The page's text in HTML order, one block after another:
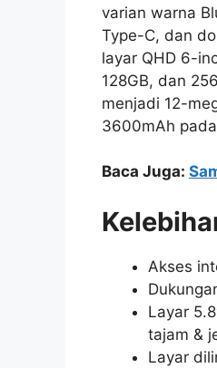
varian warna
Type-C, dan
layar QHD 6-
128GB, dan
menjadi 12-
3600mAh
Baca Juga:
Akses
Layar
tajam &
Layar